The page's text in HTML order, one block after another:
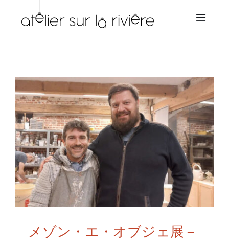
ショップ
再販業者
サービス
ニュース
連絡先
メゾン・エ・オブジェ展 –